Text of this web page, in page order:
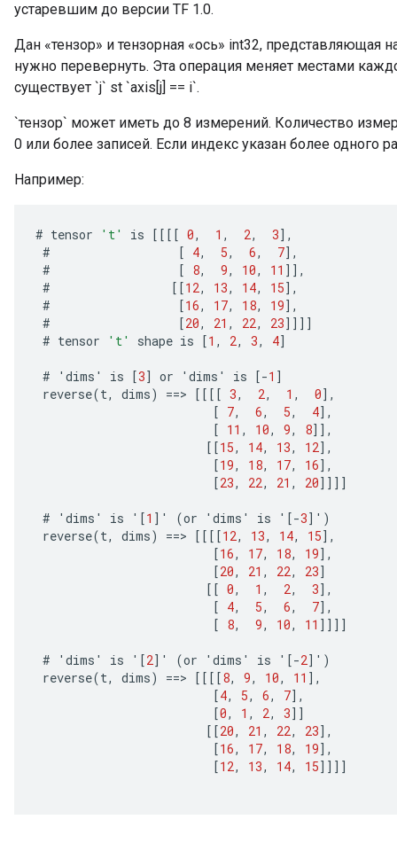
устаревшим до версии TF 1.0.
Дан «тензор» и тензорная «ось» int32, представляющая
нужно перевернуть. Эта операция меняет местами
существует `j` st `axis[j] == i`.
`тензор` может иметь до 8 измерений. Количество
0 или более записей. Если индекс указан более одного
Например:
# tensor 't' is [[[[ 0, 1 , 2, 3] ,
#
[ 4, 5, 6, 7] ,
#
[ 8, 9, 10, 11 ]] ,
#
[[12, 13, 14, 15] ,
#
[16, 17, 18, 19] ,
#
[20, 21 , 22, 23]]]]
# tensor 't' shape is [1 , 2, 3, 4]
# ' dims ' is [3] or ' dims ' is [-1 ]
reverse(t, dims) ==> [[[[ 3, 2, 1 , 0] ,
[ 7, 6, 5, 4] ,
[ 11 , 10, 9, 8]] ,
[[15, 14, 13, 12] ,
[19, 18, 17, 16] ,
[23, 22, 21 , 20]]]]
# ' dims ' is ' [1 ] ' (or ' dims ' is ' [-3] ' )
reverse(t, dims) ==> [[[[12, 13, 14, 15] ,
[16, 17, 18, 19] ,
[20, 21 , 22, 23]
[[ 0, 1 , 2, 3] ,
[ 4, 5, 6, 7] ,
[ 8, 9, 10, 11 ]]]]
# ' dims ' is ' [2] ' (or ' dims ' is ' [-2] ' )
reverse(t, dims) ==> [[[[8, 9, 10, 11 ] ,
[4, 5, 6, 7] ,
[0, 1 , 2, 3]]
[[20, 21 , 22, 23] ,
[16, 17, 18, 19] ,
[12, 13, 14, 15]]]]